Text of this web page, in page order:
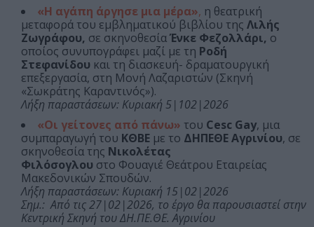
«Η αγάπη άργησε μια μέρα», η θεατρική
μεταφορά του εμβληματικού βιβλίου της Λιλής
Ζωγράφου, σε σκηνοθεσίαΈνκε Φεζολλάρι, ο
οποίος συνυπογράφει μαζί με τη Ροδή
Στεφανίδου και τη διασκευή- δραματουργική
επεξεργασία, στη Μονή Λαζαριστών (Σκηνή
«Σωκράτης Καραντινός»).
Λήξη παραστάσεων: Κυριακή 5|102|2026
«Οι γείτονες από πάνω» του Cesc Gay, μια
συμπαραγωγή του ΚΘΒΕ με το ΔΗΠΕΘΕ Αγρινίου, σε
σκηνοθεσία της Νικολέτας
Φιλόσογλου στο Φουαγιέ Θεάτρου Εταιρείας
Μακεδονικών Σπουδών.
Λήξη παραστάσεων: Κυριακή 15|02|2026
Σημ.: Από τις 27|02|2026, το έργο θα παρουσιαστεί στην
Κεντρική Σκηνή του ΔΗ.ΠΕ.ΘΕ. Αγρινίου